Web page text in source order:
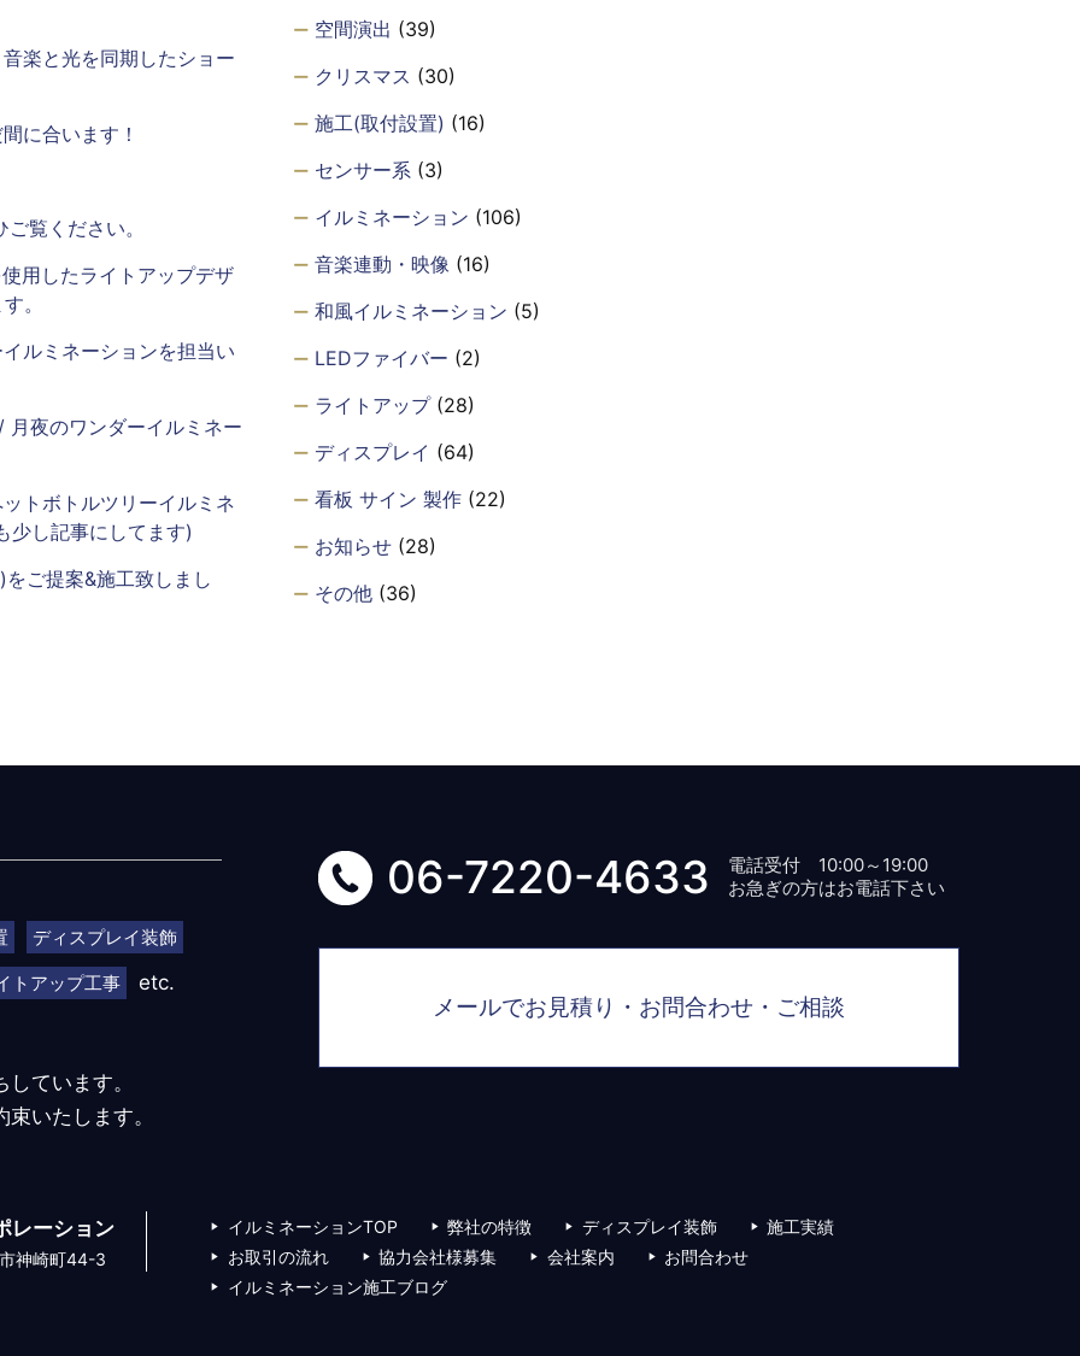
楽と光を同期したショー
に合います！
覧ください。
用したライトアップデザ
。
ルミネーションを担当い
夜のワンダーイルミネー
トボトルツリーイルミネ
少し記事にしてます)
ご提案&施工致しまし
空間演出 (39)
クリスマス (30)
施工(取付設置) (16)
センサー系 (3)
イルミネーション (106)
音楽連動・映像 (16)
和風イルミネーション (5)
LEDファイバー (2)
ライトアップ(28)
ディスプレイ (64)
看板 サイン 製作(22)
お知らせ(28)
その他(36)
ディスプレイ装飾
トアップ工事
etc.
ています。
いたします。
06-7220-4633
電話受付 10:00～19:00
お急ぎの方はお電話下さい
メールでお見積り・お問合わせ・ご相談
レーション
神崎町44-3
イルミネーションTOP 弊社の特徴 ディスプレイ装飾
施工実績
お取引の流れ
協力会社様募集 会社案内
お問合わせ
イルミネーション施工ブログ